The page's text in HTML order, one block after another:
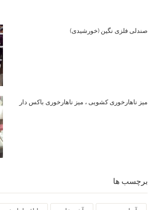
صندلی فلزی نگین (خورشیدی)
میز ناهارخوری کشویی ، میز ناهارخوری باکس دار
برچسب ها